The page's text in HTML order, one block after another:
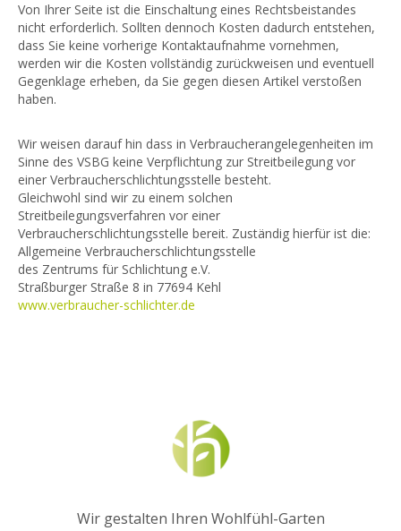
Von Ihrer Seite ist die Einschaltung eines Rechtsbeistandes
nicht erforderlich. Sollten dennoch Kosten dadurch entstehen,
dass Sie keine vorherige Kontaktaufnahme vornehmen,
werden wir die Kosten vollständig zurückweisen und eventuell
Gegenklage erheben, da Sie gegen diesen Artikel verstoßen
haben.
Wir weisen darauf hin dass in Verbraucherangelegenheiten im
Sinne des VSBG keine Verpflichtung zur Streitbeilegung vor
einer Verbraucherschlichtungsstelle besteht.
Gleichwohl sind wir zu einem solchen
Streitbeilegungsverfahren vor einer
Verbraucherschlichtungsstelle bereit. Zuständig hierfür ist die:
Allgemeine Verbraucherschlichtungsstelle
des Zentrums für Schlichtung e.V.
Straßburger Straße 8 in 77694 Kehl
www.verbraucher-schlichter.de
Wir gestalten Ihren Wohlfühl-Garten